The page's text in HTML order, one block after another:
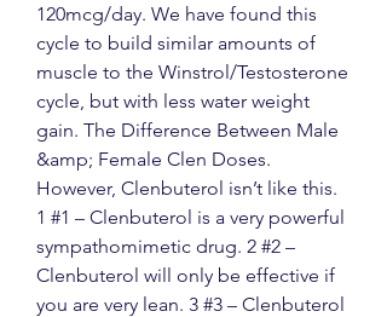
120mcg/day. We have found this
cycle to build similar amounts of
muscle to the Winstrol/Testosterone
cycle, but with less water weight
gain. The Difference Between Male
&amp; Female Clen Doses.
However, Clenbuterol isn’t like this.
1 #1 – Clenbuterol is a very powerful
sympathomimetic drug. 2 #2 –
Clenbuterol will only be effective if
you are very lean. 3 #3 – Clenbuterol